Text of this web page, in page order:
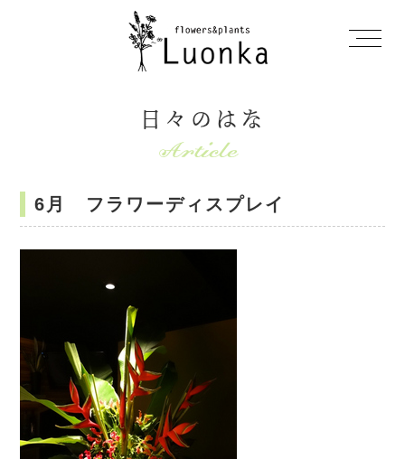
日々のはな
6月 フラワーディスプレイ